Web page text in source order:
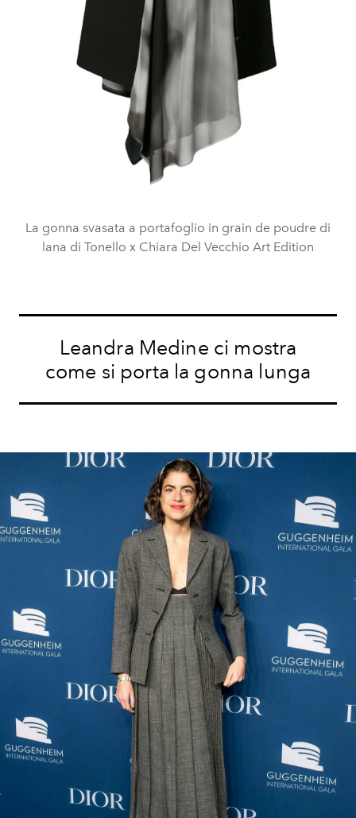
La gonna svasata a portafoglio in grain de poudre di
lana di Tonello x Chiara Del Vecchio Art Edition
Leandra Medine ci mostra
come si porta la gonna lunga